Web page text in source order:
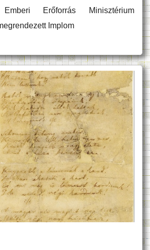
Erőforrás Minisztérium
Implom